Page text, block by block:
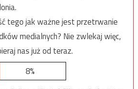
tego jak ważne jest przetrwanie
medialnych? Nie zwlekaj więc,
nas już od teraz.
8%